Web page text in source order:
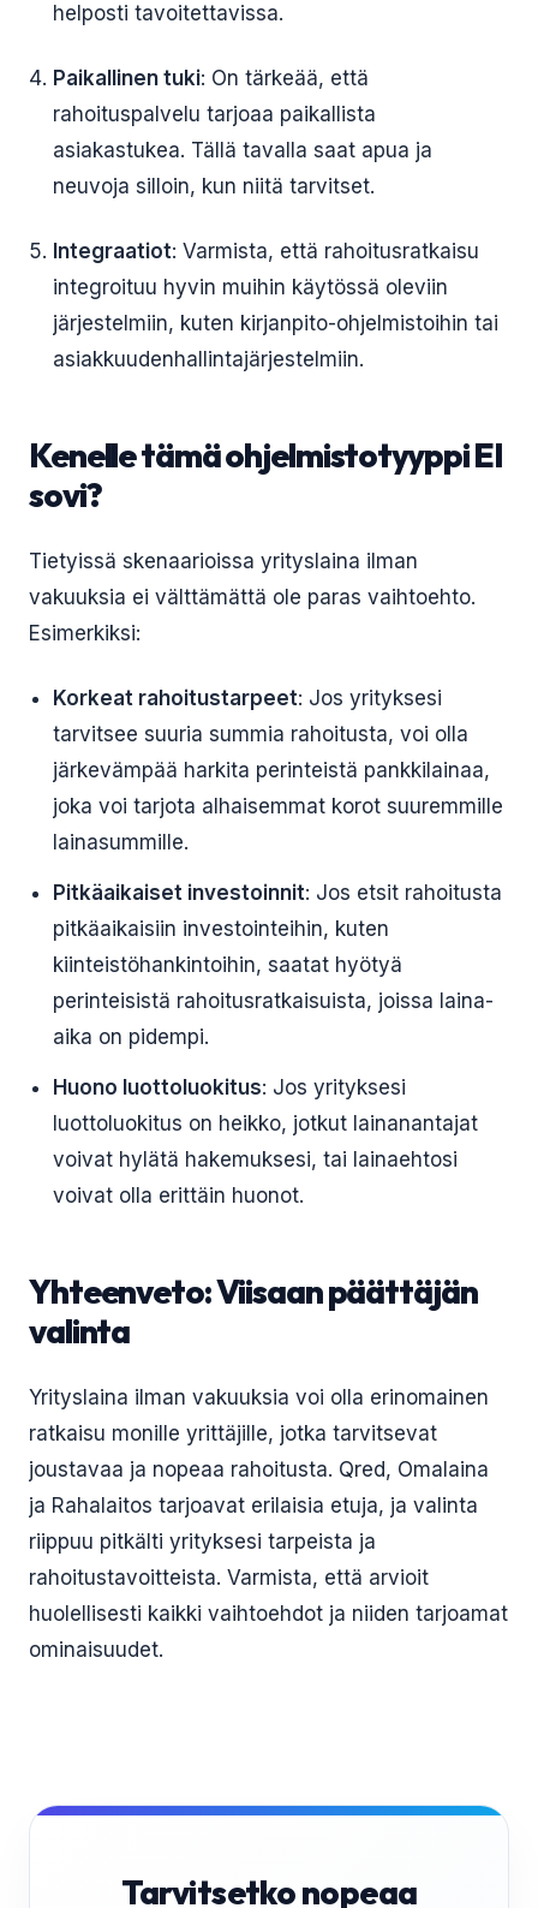
helposti tavoitettavissa.
Paikallinen tuki: On tärkeää, että
rahoituspalvelu tarjoaa paikallista
asiakastukea. Tällä tavalla saat apua ja
neuvoja silloin, kun niitä tarvitset.
Integraatiot: Varmista, että rahoitusratkaisu
integroituu hyvin muihin käytössä oleviin
järjestelmiin, kuten kirjanpito-ohjelmistoihin tai
asiakkuudenhallintajärjestelmiin.
Kenelle tämä ohjelmistotyyppi EI
sovi?
Tietyissä skenaarioissa yrityslaina ilman
vakuuksia ei välttämättä ole paras vaihtoehto.
Esimerkiksi:
Korkeat rahoitustarpeet: Jos yrityksesi
tarvitsee suuria summia rahoitusta, voi olla
järkevämpää harkita perinteistä pankkilainaa,
joka voi tarjota alhaisemmat korot suuremmille
lainasummille.
Pitkäaikaiset investoinnit: Jos etsit rahoitusta
pitkäaikaisiin investointeihin, kuten
kiinteistöhankintoihin, saatat hyötyä
perinteisistä rahoitusratkaisuista, joissa laina-
aika on pidempi.
Huono luottoluokitus: Jos yrityksesi
luottoluokitus on heikko, jotkut lainanantajat
voivat hylätä hakemuksesi, tai lainaehtosi
voivat olla erittäin huonot.
Yhteenveto: Viisaan päättäjän
valinta
Yrityslaina ilman vakuuksia voi olla erinomainen
ratkaisu monille yrittäjille, jotka tarvitsevat
joustavaa ja nopeaa rahoitusta. Qred, Omalaina
ja Rahalaitos tarjoavat erilaisia etuja, ja valinta
riippuu pitkälti yrityksesi tarpeista ja
rahoitustavoitteista. Varmista, että arvioit
huolellisesti kaikki vaihtoehdot ja niiden tarjoamat
ominaisuudet.
Tarvitsetko nopeaa